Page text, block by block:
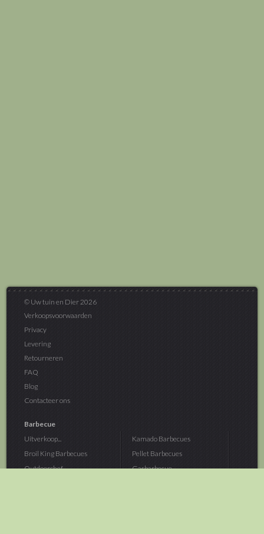
© Uw tuin en Dier 2026
Verkoopsvoorwaarden
Privacy
Levering
Retourneren
FAQ
Blog
Contacteer ons
Barbecue
Uitverkoop...
Broil King Barbecues
Outdoorchef...
Kamado Barbecues
Pellet Barbecues
Gasbarbecue